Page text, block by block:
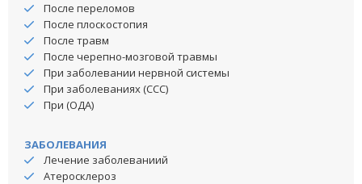
После переломов
После плоскостопия
После травм
После черепно-мозговой травмы
При заболевании нервной системы
При заболеваниях (ССС)
При (ОДА)
ЗАБОЛЕВАНИЯ
Лечение заболеваниий
Атеросклероз